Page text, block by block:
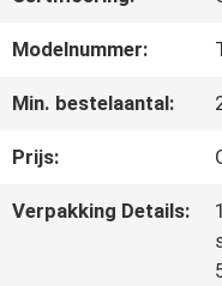
CONTACTEER
ONS
Modelnummer:
Min. bestelaantal:
Prijs:
Verpakking Details: